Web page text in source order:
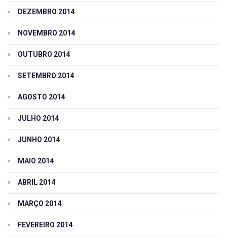
DEZEMBRO 2014
NOVEMBRO 2014
OUTUBRO 2014
SETEMBRO 2014
AGOSTO 2014
JULHO 2014
JUNHO 2014
MAIO 2014
ABRIL 2014
MARÇO 2014
FEVEREIRO 2014